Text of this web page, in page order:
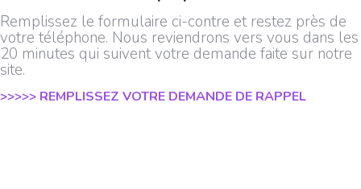
Remplissez le formulaire ci-contre et restez près de
votre téléphone. Nous reviendrons vers vous dans les
20 minutes qui suivent votre demande faite sur notre
site.
>>>>> REMPLISSEZ VOTRE DEMANDE DE RAPPEL